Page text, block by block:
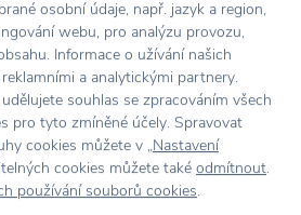
095787172941
Šedá
osobní údaje, např. jazyk a region,
webu, pro analýzu provozu,
Informace o užívání našich
a analytickými partnery.
udělujete souhlas se zpracováním všech
pro tyto zmíněné účely. Spravovat
cookies můžete v „Nastavení
cookies můžete také odmítnout.
používání souborů cookies.